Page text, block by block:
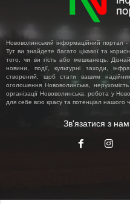
Нововолинський інформаційний портал -
Тут ви знайдете багато цікавої та
того, чи ви гість або мешканець.
новини, події, культурні заходи,
створений, щоб стати вашим
оголошення Нововолинська,
організації Нововолинська, робота у
для себе всю красу та потенціал нашого
Зв'язатися з